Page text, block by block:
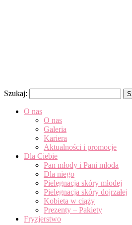
Szukaj:
O nas
O nas
Galeria
Kariera
Aktualności i promocje
Dla Ciebie
Pan młody i Pani młoda
Dla niego
Pielęgnacja skóry młodej
Pielęgnacja skóry dojrzałej
Kobieta w ciąży
Prezenty – Pakiety
Fryzjerstwo